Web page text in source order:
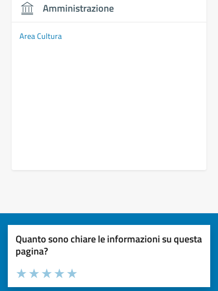
Amministrazione
Area Cultura
Quanto sono chiare le informazioni su questa
pagina?
Valuta la chiarezza delle informazioni (da 1 a 5 stelle)
Seleziona il numero di stelle per valutare la chiarezza delle
Valuta 5 stelle su 5
Valuta 4 stelle su 5
Valuta 3 stelle su 5
Valuta 2 stelle su 5
Valuta 1 stelle su 5